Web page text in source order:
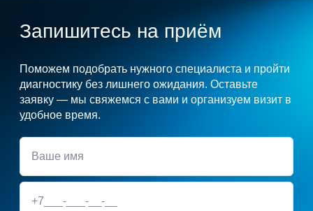
Запишитесь на приём
Поможем подобрать нужного специалиста и пройти
диагностику без лишнего ожидания. Оставьте
заявку — мы свяжемся с вами и организуем визит в
удобное время.